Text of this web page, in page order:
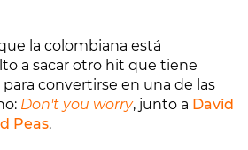
la colombiana está
a sacar otro hit que tiene
convertirse en una de las
Don't you worry, junto a David
Peas.